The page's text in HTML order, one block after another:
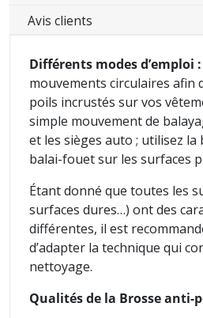
Avis clients
Différents modes d’emploi :
mouvements circulaires afin
poils incrustés sur vos
simple mouvement de
et les sièges auto ; utilisez la
balai-fouet sur les surfaces
Étant donné que toutes les
surfaces dures…) ont des
différentes, il est
d’adapter la technique qui
nettoyage.
Qualités de la Brosse anti-